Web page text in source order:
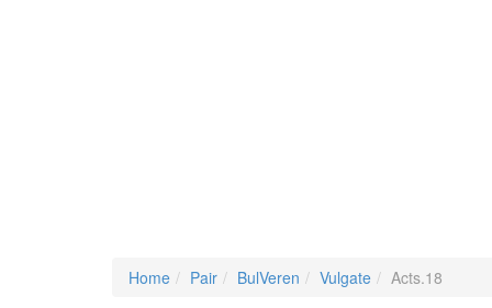
Home Pair BulVeren Vulgate Acts.18